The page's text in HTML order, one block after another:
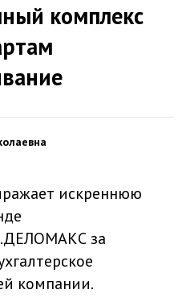
комплекс
искреннюю
за
компании.